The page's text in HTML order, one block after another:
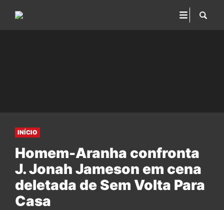
INÍCIO
Homem-Aranha confronta
J. Jonah Jameson em cena
deletada de Sem Volta Para
Casa